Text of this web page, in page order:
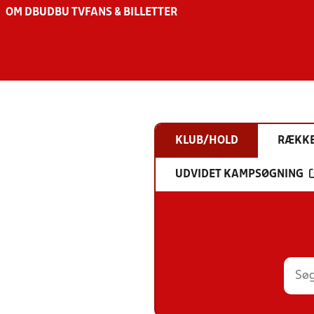
OM DBU DBU TV FANS & BILLETTER
KLUB/HOLD
UDVIDET KAMPSØGNING